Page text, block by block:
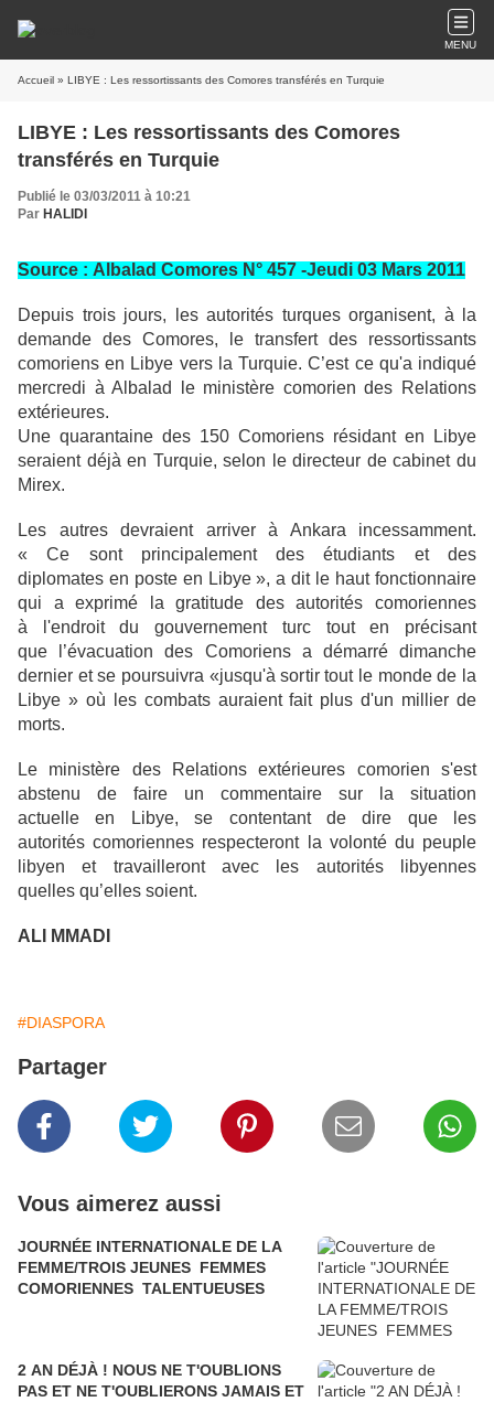
MENU
Accueil » LIBYE : Les ressortissants des Comores transférés en Turquie
LIBYE : Les ressortissants des Comores
transférés en Turquie
Publié le 03/03/2011 à 10:21
Par HALIDI
Source : Albalad Comores N° 457 -Jeudi 03 Mars 2011
Depuis trois jours, les autorités turques organisent, à la
demande des Comores, le transfert des ressortissants
comoriens en Libye vers la Turquie. C’est ce qu'a indiqué
mercredi à Albalad le ministère comorien des Relations
extérieures.
Une quarantaine des 150 Comoriens résidant en Libye
seraient déjà en Turquie, selon le directeur de cabinet du
Mirex.
Les autres devraient arriver à Ankara incessamment.
« Ce sont principalement des étudiants et des
diplomates en poste en Libye », a dit le haut fonctionnaire
qui a exprimé la gratitude des autorités comoriennes
à l'endroit du gouvernement turc tout en précisant
que l’évacuation des Comoriens a démarré dimanche
dernier et se poursuivra «jusqu'à sortir tout le monde de la
Libye » où les combats auraient fait plus d'un millier de
morts.
Le ministère des Relations extérieures comorien s'est
abstenu de faire un commentaire sur la situation
actuelle en Libye, se contentant de dire que les
autorités comoriennes respecteront la volonté du peuple
libyen et travailleront avec les autorités libyennes
quelles qu’elles soient.
ALI MMADI
#DIASPORA
Partager
Vous aimerez aussi
JOURNÉE INTERNATIONALE DE LA
FEMME/TROIS JEUNES FEMMES
COMORIENNES TALENTUEUSES
2 AN DÉJÀ ! NOUS NE T'OUBLIONS
PAS ET NE T'OUBLIERONS JAMAIS ET